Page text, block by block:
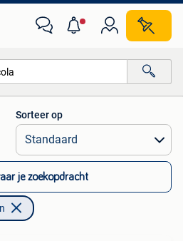
Sorteer op
je zoekopdracht